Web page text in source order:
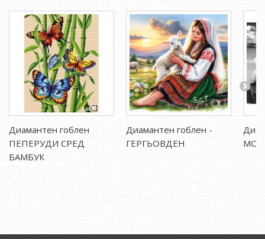
Диамантен гоблен
ПЕПЕРУДИ СРЕД
БАМБУК
Диамантен гоблен -
ГЕРГЬОВДЕН